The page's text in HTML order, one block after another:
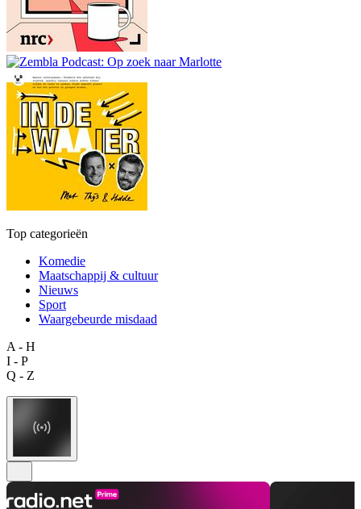
Top categorieën
Komedie
Maatschappij & cultuur
Nieuws
Sport
Waargebeurde misdaad
A - H
I - P
Q - Z